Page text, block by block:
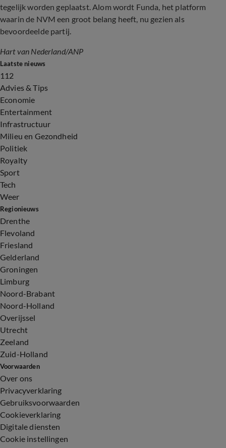
tegelijk worden geplaatst. Alom wordt Funda, het platform
waarin de NVM een groot belang heeft, nu gezien als
bevoordeelde partij.
Hart van Nederland/ANP
Laatste nieuws
112
Advies & Tips
Economie
Entertainment
Infrastructuur
Milieu en Gezondheid
Politiek
Royalty
Sport
Tech
Weer
Regionieuws
Drenthe
Flevoland
Friesland
Gelderland
Groningen
Limburg
Noord-Brabant
Noord-Holland
Overijssel
Utrecht
Zeeland
Zuid-Holland
Voorwaarden
Over ons
Privacyverklaring
Gebruiksvoorwaarden
Cookieverklaring
Digitale diensten
Cookie instellingen